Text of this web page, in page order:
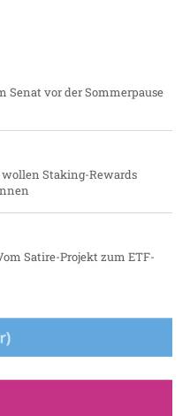
Senat vor der Sommerpause
Staking-Rewards
Satire-Projekt zum ETF-